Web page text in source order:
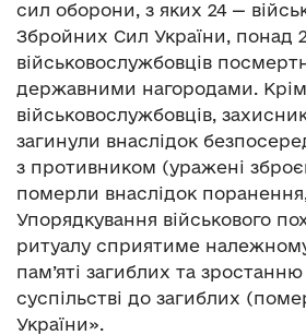
сил оборони, з яких 24 —
Збройних Сил України, понад
військовослужбовців
державними нагородами. Крім
військовослужбовців,
загинули внаслідок
з противником (уражені
померли внаслідок поранення,
Упорядкування військового
ритуалу сприятиме
пам’яті загиблих та
суспільстві до загиблих
України».